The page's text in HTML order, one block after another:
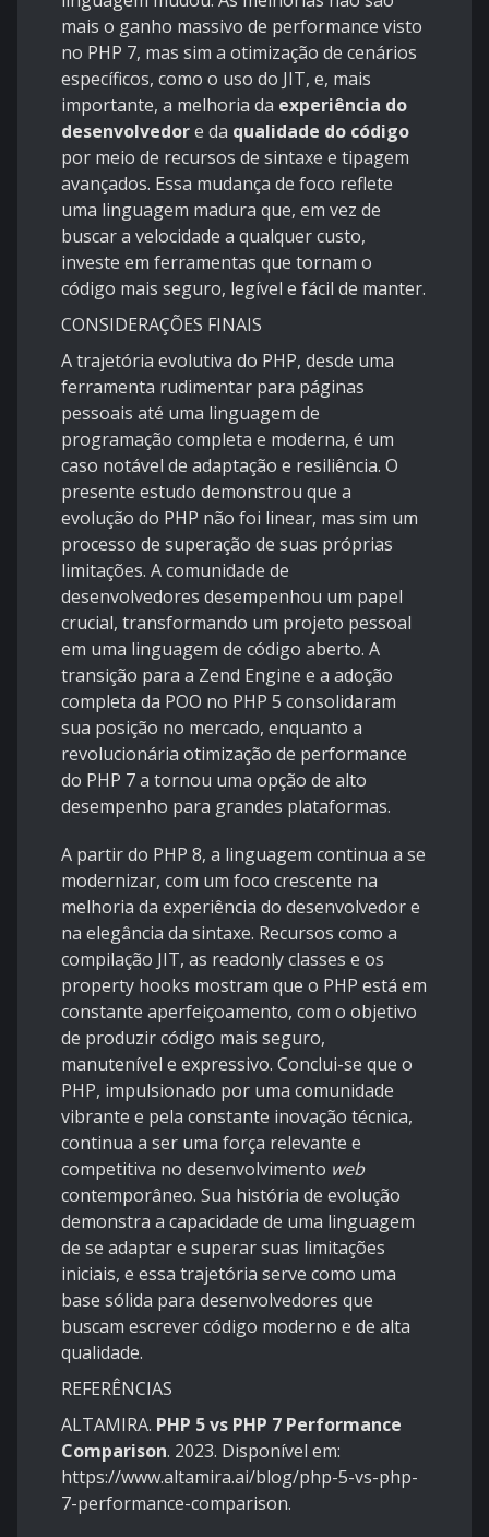
mais o ganho massivo de performance visto
no PHP 7, mas sim a otimização de cenários
específicos, como o uso do JIT, e, mais
importante, a melhoria da experiência do
desenvolvedore da qualidade do código
por meio de recursos de sintaxe e tipagem
avançados. Essa mudança de foco reflete
uma linguagem madura que, em vez de
buscar a velocidade a qualquer custo,
investe em ferramentas que tornam o
código mais seguro, legível e fácil de manter.
CONSIDERAÇÕES FINAIS
A trajetória evolutiva do PHP, desde uma
ferramenta rudimentar para páginas
pessoais até uma linguagem de
programação completa e moderna, é um
caso notável de adaptação e resiliência. O
presente estudo demonstrou que a
evolução do PHP não foi linear, mas sim um
processo de superação de suas próprias
limitações. A comunidade de
desenvolvedores desempenhou um papel
crucial, transformando um projeto pessoal
em uma linguagem de código aberto. A
transição para a Zend Engine e a adoção
completa da POO no PHP 5 consolidaram
sua posição no mercado, enquanto a
revolucionária otimização de performance
do PHP 7 a tornou uma opção de alto
desempenho para grandes plataformas.
A partir do PHP 8, a linguagem continua a se
modernizar, com um foco crescente na
melhoria da experiência do desenvolvedor e
na elegância da sintaxe. Recursos como a
compilação JIT, as readonly classes e os
property hooks mostram que o PHP está em
constante aperfeiçoamento, com o objetivo
de produzir código mais seguro,
manutenível e expressivo. Conclui-se que o
PHP, impulsionado por uma comunidade
vibrante e pela constante inovação técnica,
continua a ser uma força relevante e
competitiva no desenvolvimento web
contemporâneo. Sua história de evolução
demonstra a capacidade de uma linguagem
de se adaptar e superar suas limitações
iniciais, e essa trajetória serve como uma
base sólida para desenvolvedores que
buscam escrever código moderno e de alta
qualidade.
REFERÊNCIAS
ALTAMIRA. PHP 5 vs PHP 7 Performance
Comparison. 2023. Disponível em:
https://www.altamira.ai/blog/php-5-vs-php-
7-performance-comparison.